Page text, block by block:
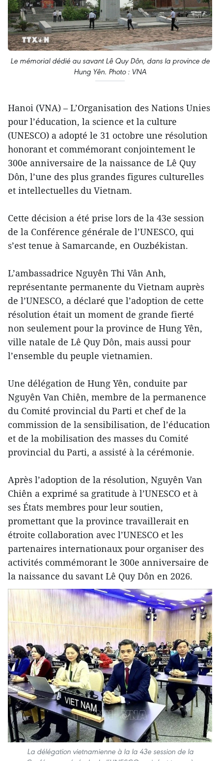
Le mémorial dédié au savant Lê Quy Dôn, dans la province de
Hung Yên. Photo : VNA
Hanoi (VNA) – L’Organisation des Nations Unies
pour l’éducation, la science et la culture
(UNESCO) a adopté le 31 octobre une résolution
honorant et commémorant conjointement le
300e anniversaire de la naissance de Lê Quy
Dôn, l’une des plus grandes figures culturelles
et intellectuelles du Vietnam.
Cette décision a été prise lors de la 43e session
de la Conférence générale de l’UNESCO, qui
s’est tenue à Samarcande, en Ouzbékistan.
L’ambassadrice Nguyên Thi Vân Anh,
représentante permanente du Vietnam auprès
de l’UNESCO, a déclaré que l’adoption de cette
résolution était un moment de grande fierté
non seulement pour la province de Hung Yên,
ville natale de Lê Quy Dôn, mais aussi pour
l’ensemble du peuple vietnamien.
Une délégation de Hung Yên, conduite par
Nguyên Van Chiên, membre de la permanence
du Comité provincial du Parti et chef de la
commission de la sensibilisation, de l’éducation
et de la mobilisation des masses du Comité
provincial du Parti, a assisté à la cérémonie.
Après l’adoption de la résolution, Nguyên Van
Chiên a exprimé sa gratitude à l’UNESCO et à
ses États membres pour leur soutien,
promettant que la province travaillerait en
étroite collaboration avec l’UNESCO et les
partenaires internationaux pour organiser des
activités commémorant le 300e anniversaire de
la naissance du savant Lê Quy Dôn en 2026.
La délégation vietnamienne à la la 43e session de la